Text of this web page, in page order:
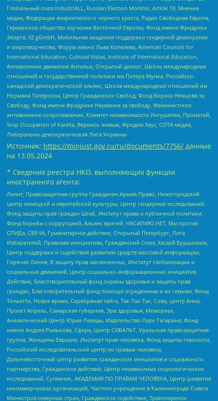
Глобальный союз IndustriALL, Russian Election Monitor, Article 19, Мнение
медиа, Федерация анархического черного креста, Радио Свободная Европа,
Германское общество изучения Восточной Европы, Фонд имени Фридриха
Эберта, XZ gGmbH, Мобильная академия поддержки гендерной демократии
и миротворчества, Форум имени Льва Копелева, American Councils for
International Education, Cultural Vistas, Institute of International Education,
Антивоенное движение Антальи, Открытый диалог, Школа международных
отношений и государственной политики им Питера Мунка, Российско-
канадский демократический альянс, Школа международных отношений им
Нормана Патерсона, Центр Гражданских Свобод, Фонд Бориса Немцова за
Свободу, Фонд имени Фридриха Науманна за свободу, Феминистское
антивоенное сопротивление, Комитет независимости Ингушетии, Прометей,
Stop Occupation of Karelia, Вернись живым, Фридом Хаус, СОТА медиа,
Либерально-демократическая Лига Украины
Источник: https://minjust.gov.ru/ru/documents/7756/ данные
на 13.05.2024
* Сведения реестра НКО, выполняющих функции
иностранного агента:
Лилит, Правозащитная группа Гражданин.Армия.Право, Нижегородский
центр немецкой и европейской культуры, Центр гендерных исследований,
Фонд защиты прав граждан Штаб, Институт права и публичной политики,
Фонд борьбы с коррупцией, Альянс врачей, НАСИЛИЮ.НЕТ, Мы против
СПИДа, СВЕЧА, Гуманитарное действие, Открытый Петербург, Лига
Избирателей, Правовая инициатива, Гражданский Союз, Хасдей Ерушалаим,
Центр поддержки и содействия развитию средств массовой информации,
Горячая Линия, В защиту прав заключенных, Институт глобализации и
социальных движений, Центр социально-информационных инициатив
Действие, Благотворительный фонд охраны здоровья и защиты прав
граждан, Благотворительный фонд помощи осужденным и их семьям, Фонд
Тольятти, Новое время, Серебряная тайга, Так-Так-Так, Сова, центр Анна,
Проект Апрель, Самарская губерния, Эра здоровья, Мемориал,
Аналитический Центр Юрия Левады, Издательство Парк Гагарина, Фонд
имени Андрея Рылькова, Сфера, Центр СИБАЛЬТ, Уральская правозащитная
группа, Женщины Евразии, Институт прав человека, Фонд защиты гласности,
Российский исследовательский центр по правам человека,
Дальневосточный центр развития гражданских инициатив и социального
партнерства, Гражданское действие, Центр независимых социологических
исследований, Сутяжник, АКАДЕМИЯ ПО ПРАВАМ ЧЕЛОВЕКА, Центр развития
некоммерческих организаций, Частное учреждение в Калининграде Совета
Министров северных стран, Гражданское содействие, Трансперенси